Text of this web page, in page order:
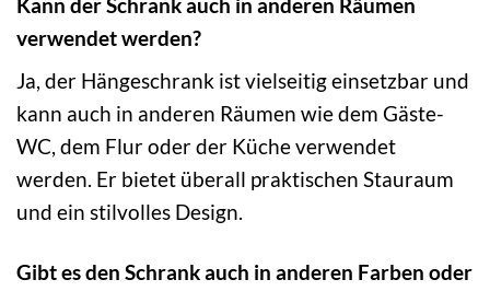
verwendet werden?
Ja, der Hängeschrank ist vielseitig einsetzbar und
kann auch in anderen Räumen wie dem Gäste-
WC, dem Flur oder der Küche verwendet
werden. Er bietet überall praktischen Stauraum
und ein stilvolles Design.
Gibt es den Schrank auch in anderen Farben oder